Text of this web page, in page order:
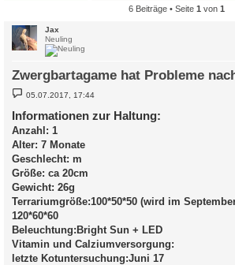
6 Beiträge • Seite 1 von 1
Jax
Neuling
Zwergbartagame hat Probleme
B
e
i
t
r
g
05.07.2017, 17:44
Informationen zur Haltung:
Anzahl: 1
Alter: 7 Monate
Geschlecht: m
Größe: ca 20cm
Gewicht: 26g
Terrariumgröße:100*50*50 (wird im
120*60*60
Beleuchtung:Bright Sun + LED
Vitamin und Calziumversorgung:
letzte Kotuntersuchung:Juni 17